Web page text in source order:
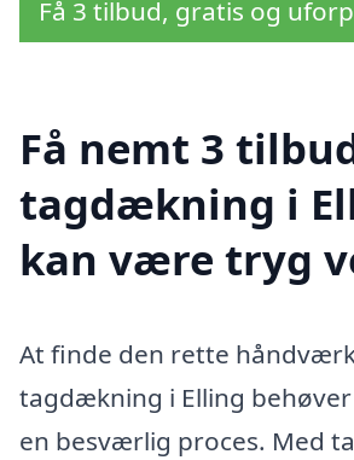
Få 3 tilbud, gratis og
Få nemt 3
tagdækning i
kan være tryg
At finde den rette
tagdækning i Elling
en besværlig proces. Med